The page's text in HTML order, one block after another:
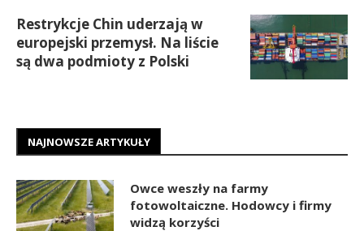
Restrykcje Chin uderzają w
europejski przemysł. Na liście
są dwa podmioty z Polski
NAJNOWSZE ARTYKUŁY
Owce weszły na farmy
fotowoltaiczne. Hodowcy i firmy
widzą korzyści